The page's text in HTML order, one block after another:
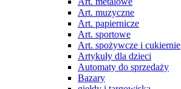
Art. muzyczne
Art. papiernicze
Art. sportowe
Art. spożywcze i cukiernie
Artykuły dla dzieci
Automaty do sprzedaży
Bazary